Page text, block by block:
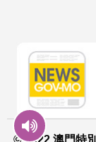
© 2022 澳門特